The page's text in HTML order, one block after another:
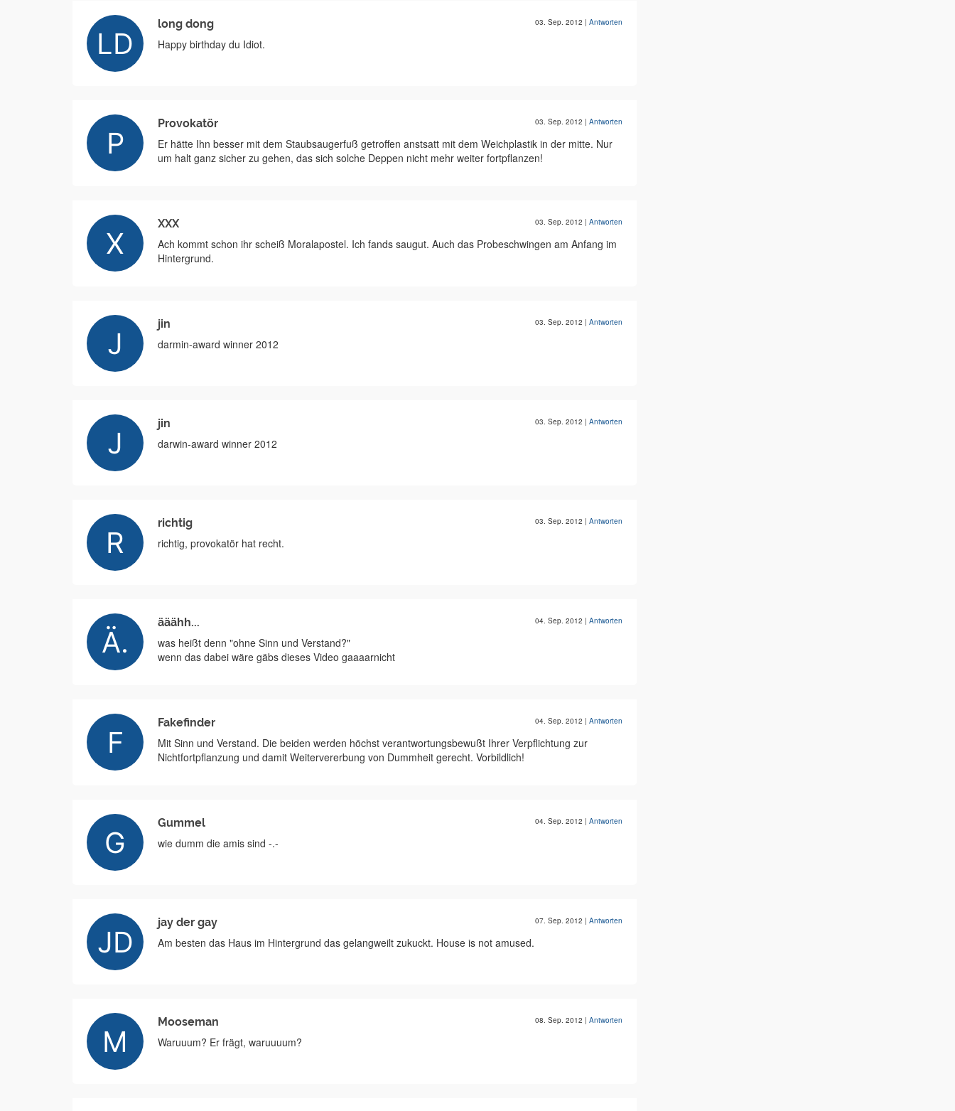
long dong 03. Sep. 2012 | Antworten
Happy birthday du Idiot.
Provokatör 03. Sep. 2012 | Antworten
Er hätte Ihn besser mit dem Staubsaugerfuß getroffen anstsatt mit dem Weichplastik in der mitte. Nur
um halt ganz sicher zu gehen, das sich solche Deppen nicht mehr weiter fortpflanzen!
XXX 03. Sep. 2012 | Antworten
Ach kommt schon ihr scheiß Moralapostel. Ich fands saugut. Auch das Probeschwingen am Anfang im
Hintergrund.
jin 03. Sep. 2012 | Antworten
darmin-award winner 2012
jin 03. Sep. 2012 | Antworten
darwin-award winner 2012
richtig 03. Sep. 2012 | Antworten
richtig, provokatör hat recht.
ääähh... 04. Sep. 2012 | Antworten
was heißt denn "ohne Sinn und Verstand?"
wenn das dabei wäre gäbs dieses Video gaaaarnicht
Fakefinder 04. Sep. 2012 | Antworten
Mit Sinn und Verstand. Die beiden werden höchst verantwortungsbewußt Ihrer Verpflichtung zur
Nichtfortpflanzung und damit Weitervererbung von Dummheit gerecht. Vorbildlich!
Gummel 04. Sep. 2012 | Antworten
wie dumm die amis sind -.-
jay der gay 07. Sep. 2012 | Antworten
Am besten das Haus im Hintergrund das gelangweilt zukuckt. House is not amused.
Mooseman 08. Sep. 2012 | Antworten
Waruuum? Er frägt, waruuuum?